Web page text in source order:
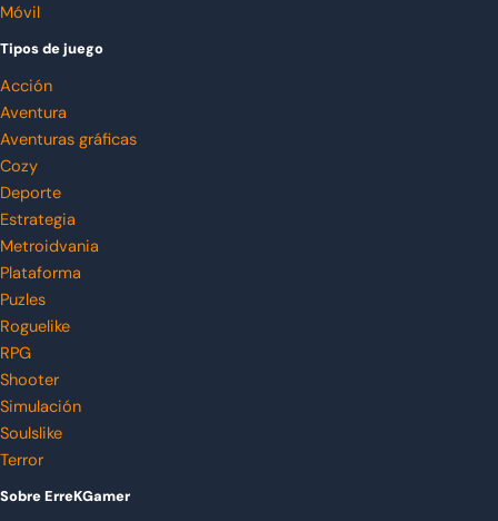
Móvil
Tipos de juego
Acción
Aventura
Aventuras gráficas
Cozy
Deporte
Estrategia
Metroidvania
Plataforma
Puzles
Roguelike
RPG
Shooter
Simulación
Soulslike
Terror
Sobre ErreKGamer